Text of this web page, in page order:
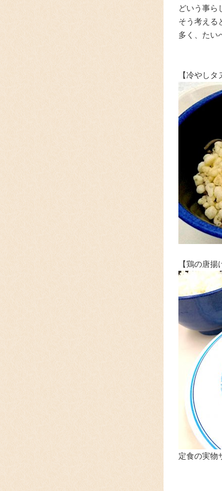
どいう事ら
そう考える
多く、たい
【冷やしタ
【鶏の唐
定食の実物